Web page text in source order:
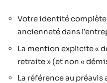
Votre identité
ancienneté dans
La mention explicite «
retraite » (et non «
La référence au